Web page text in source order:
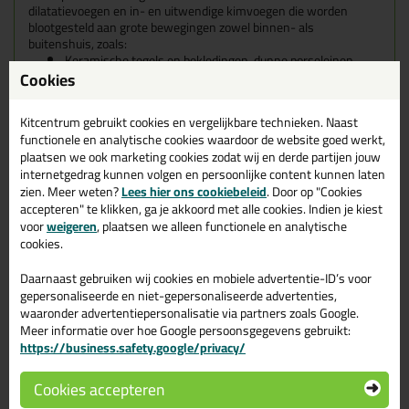
dilatatievoegen en in- en uitwendige kimvoegen die worden
blootgesteld aan grote bewegingen zowel binnen- als
buitenshuis, zoals:
Keramische tegels en bekledingen, dunne porseleinen
tegels
Sanitair
Prefab panelen
Deur- en raambeslagen
Gelijke en/of verschillende bekledingselementen
Geschikte ondergronden voor de
Mapesil Tile matt
Het product is ook geschikt voor de meest voorkomende
cementgebonden materialen, metselwerk, hout, metaal, geverfde
oppervlakken en glas. De kit hecht over het algemeen goed op
deze ondergronden, zelfs zonder gebruik van een primer!
Kenmerken van de Mapesil Tile matt
Neutrale vernetting waardoor geschikt voor talrijke
Cookies
Kitcentrum gebruikt cookies en vergelijkbare technieken. Naast
functionele en analytische cookies waardoor de website goed werkt,
plaatsen we ook marketing cookies zodat wij en derde partijen jouw
internetgedrag kunnen volgen en persoonlijke content kunnen laten
zien. Meer weten?Lees hier ons cookiebeleid. Door op "Cookies
accepteren" te klikken, ga je akkoord met alle cookies. Indien je kiest
voorweigeren, plaatsen we alleen functionele en analytische
cookies.
Daarnaast gebruiken wij cookies en mobiele advertentie-ID’s voor
gepersonaliseerde en niet-gepersonaliseerde advertenties,
waaronder advertentiepersonalisatie via partners zoals Google.
Meer informatie over hoe Google persoonsgegevens gebruikt:
https://business.safety.google/privacy/
Cookies accepteren